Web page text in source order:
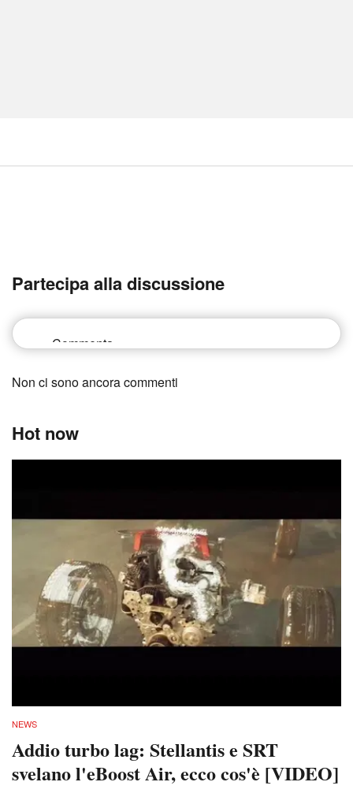
Partecipa alla discussione
Non ci sono ancora commenti
Hot now
NEWS
Addio turbo lag: Stellantis e SRT
svelano l'eBoost Air, ecco cos'è [VIDEO]